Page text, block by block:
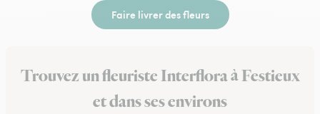
Faire livrer des fleurs
Trouvez un fleuriste Interflora à Festieux
et dans ses environs